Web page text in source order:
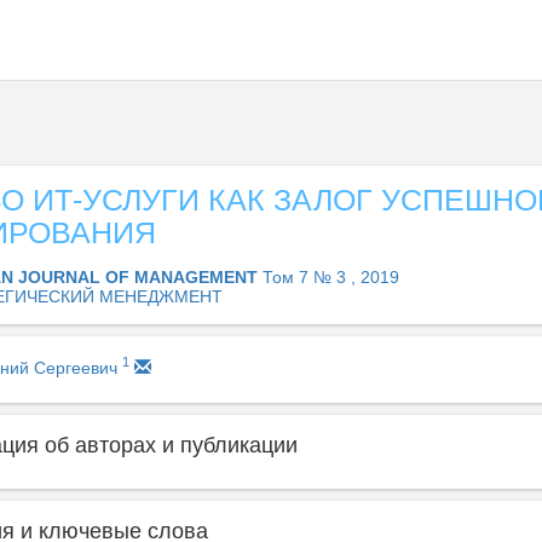
ИТ-УСЛУГИ КАК ЗАЛОГ
JOURNAL OF MANAGEMENT Том 7 № 3 , 2019
МЕНЕДЖМЕНТ
Сергеевич 1
об авторах и публикации
и ключевые слова